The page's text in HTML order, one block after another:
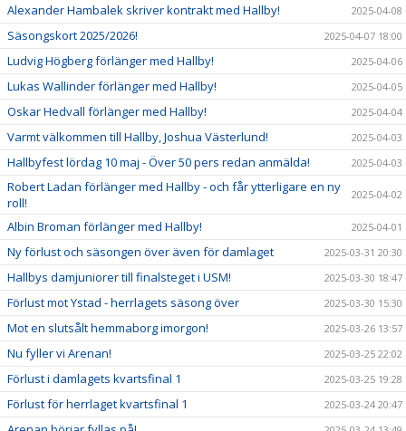
Alexander Hambalek skriver kontrakt med Hallby! 2025-04-08
Säsongskort 2025/2026! 2025-04-07 18:00
Ludvig Högberg förlänger med Hallby! 2025-04-06
Lukas Wallinder förlänger med Hallby! 2025-04-05
Oskar Hedvall förlänger med Hallby! 2025-04-04
Varmt välkommen till Hallby, Joshua Västerlund! 2025-04-03
Hallbyfest lördag 10 maj - Över 50 pers redan anmälda! 2025-04-03
Robert Ladan förlänger med Hallby - och får ytterligare en ny
roll!
2025-04-02
Albin Broman förlänger med Hallby! 2025-04-01
Ny förlust och säsongen över även för damlaget 2025-03-31 20:30
Hallbys damjuniorer till finalsteget i USM! 2025-03-30 18:47
Förlust mot Ystad - herrlagets säsong över 2025-03-30 15:30
Mot en slutsålt hemmaborg imorgon! 2025-03-26 13:57
Nu fyller vi Arenan! 2025-03-25 22:02
Förlust i damlagets kvartsfinal 1 2025-03-25 19:28
Förlust för herrlaget kvartsfinal 1 2025-03-24 20:47